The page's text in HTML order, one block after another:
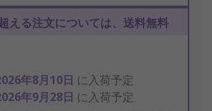
える注文については、送料無料
年8月10日 に入荷予定
年9月28日 に入荷予定